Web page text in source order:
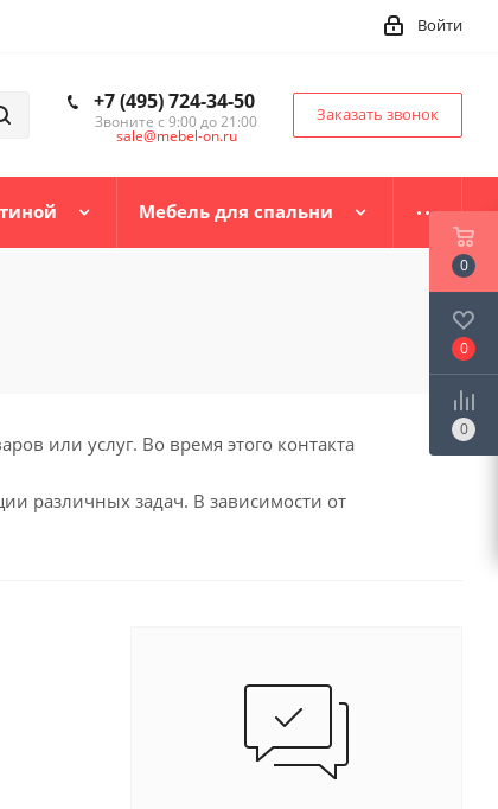
Войти
+7 (495) 724-34-50
Звоните с 9:00 до 21:00
sale@mebel-on.ru
Заказать звонок
Мебель для спальни
или услуг. Во время этого контакта
различных задач. В зависимости от
0
0
0